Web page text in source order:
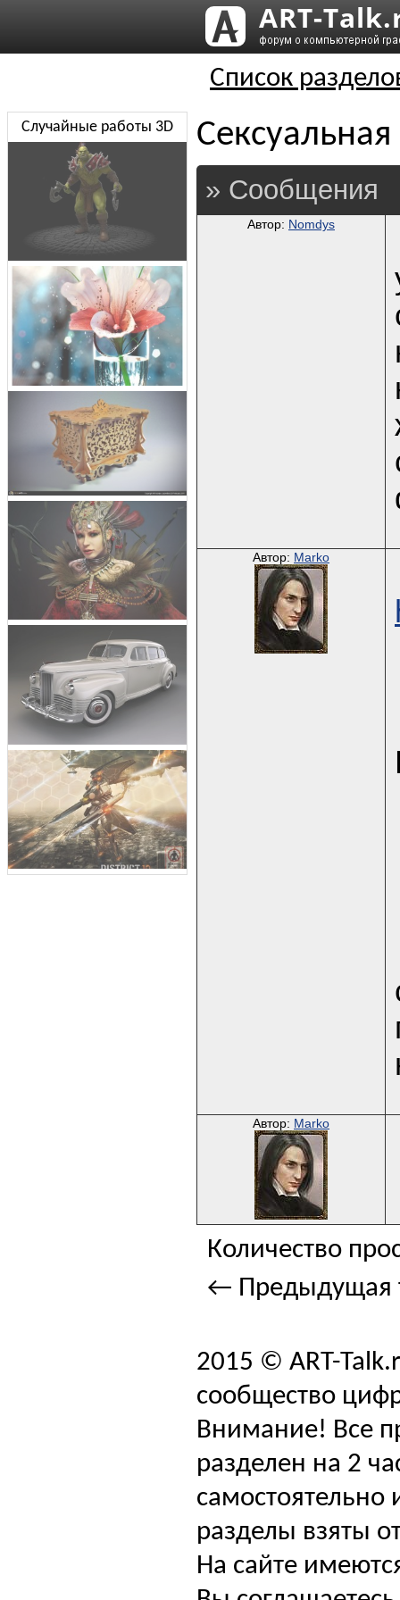
Список
» Сообщения
Автор: Nomdys
Автор: Marko
Автор: Marko
Количество
← Предыдущая
Случайные работы 3D
2015 © ART-
сообщество
Внимание! Все
разделен на 2
самостоятельно
разделы взяты
На сайте